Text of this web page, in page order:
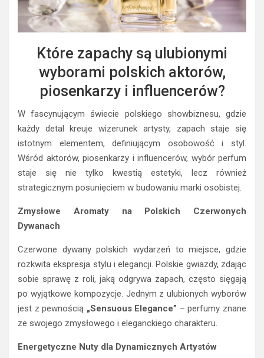
Które zapachy są ulubionymi
wyborami polskich aktorów,
piosenkarzy i influencerów?
W fascynującym świecie polskiego showbiznesu, gdzie
każdy detal kreuje wizerunek artysty, zapach staje się
istotnym elementem, definiującym osobowość i styl.
Wśród aktorów, piosenkarzy i influencerów, wybór perfum
staje się nie tylko kwestią estetyki, lecz również
strategicznym posunięciem w budowaniu marki osobistej.
Zmysłowe Aromaty na Polskich Czerwonych
Dywanach
Czerwone dywany polskich wydarzeń to miejsce, gdzie
rozkwita ekspresja stylu i elegancji. Polskie gwiazdy, zdając
sobie sprawę z roli, jaką odgrywa zapach, często sięgają
po wyjątkowe kompozycje. Jednym z ulubionych wyborów
jest z pewnością „Sensuous Elegance” – perfumy znane
ze swojego zmysłowego i eleganckiego charakteru.
Energetyczne Nuty dla Dynamicznych Artystów